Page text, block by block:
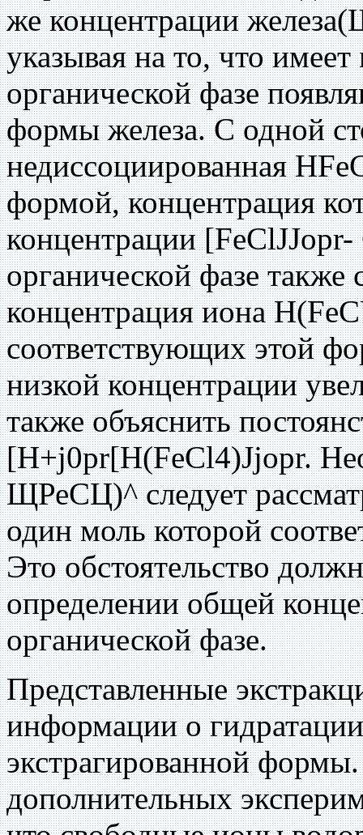
же концентрации
указывая на то, что
органической фазе
формы железа. С одной
недиссоциированная
формой, концентрация
концентрации
органической фазе также
концентрация иона
соответствующих этой
низкой концентрации
также объяснить
[H+j0pr[H(FeCl4)Jjopr.
ЩРеСЦ)^ следует
один моль которой
Это обстоятельство
определении общей
органической фазе.
Представленные
информации о
экстрагированной
дополнительных